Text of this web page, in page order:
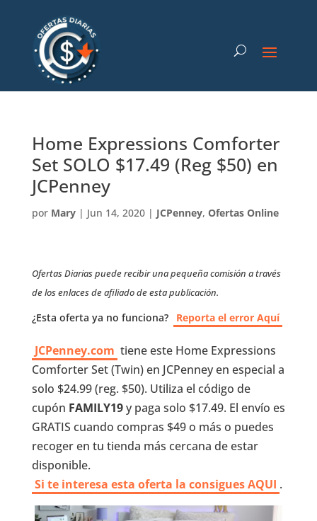
Home Expressions Comforter
Set SOLO $17.49 (Reg $50) en
JCPenney
por Mary| Jun 14, 2020| JCPenney, Ofertas Online
Ofertas Diarias puede recibir una pequeña comisión a través
de los enlaces de afiliado de esta publicación.
¿Esta oferta ya no funciona? Reporta el error Aquí
JCPenney.com tiene este Home Expressions
Comforter Set (Twin) en JCPenney en especial a
solo $24.99 (reg. $50). Utiliza el código de
cupón FAMILY19y paga solo $17.49. El envío es
GRATIS cuando compras $49 o más o puedes
recoger en tu tienda más cercana de estar
disponible.
Si te interesa esta oferta la consigues AQUI .